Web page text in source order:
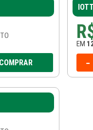
COMPRAR
EM
-